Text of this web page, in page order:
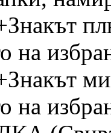
на
на